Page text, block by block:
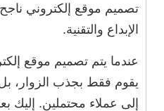
تصميم موقع إلكتروني
الإبداع والتقنية.
عندما يتم تصميم موقع
يقوم فقط بجذب الزوار،
إلى عملاء محتملين. إليك